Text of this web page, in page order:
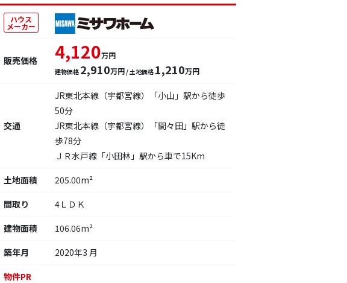
ハウス
メーカー
販売価格 4,120万円
建物価格 2,910万円 / 土地価格 1,210万円
交通
JR東北本線（宇都宮線）「小山」駅から徒歩
50分
JR東北本線（宇都宮線）「間々田」駅から徒
歩78分
ＪＲ水戸線「小田林」駅から車で15Km
土地面積
205.00m²
間取り
4ＬＤＫ
建物面積
106.06m²
築年月
2020年3 月
物件PR